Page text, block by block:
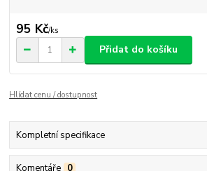
95 Kč/ks
Přidat do košíku
Hlídat cenu / dostupnost
Kompletní specifikace
Komentáře 0